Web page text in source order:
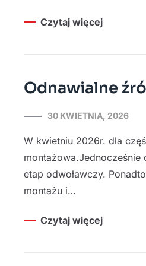
Czytaj więcej
Odnawialne
30 KWIETNIA, 2026
W kwietniu 2026r. dla
etap odwoławczy.
montażu i…
Czytaj więcej